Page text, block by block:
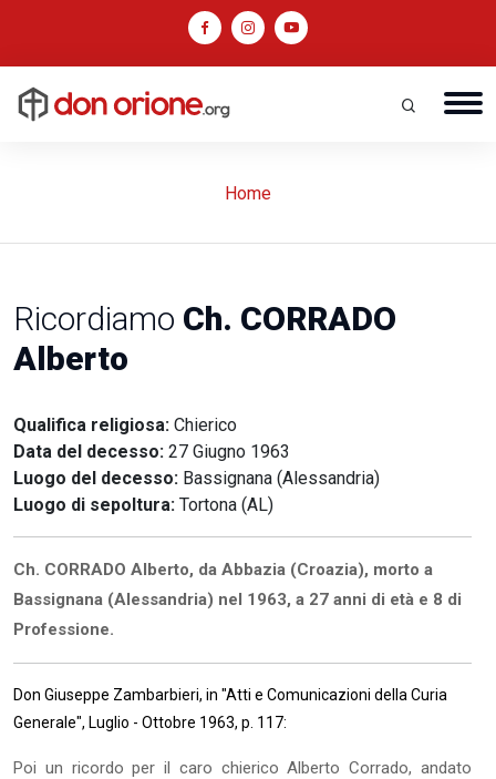
Home
Ricordiamo Ch. CORRADO
Alberto
Qualifica religiosa: Chierico
Data del decesso: 27 Giugno 1963
Luogo del decesso: Bassignana (Alessandria)
Luogo di sepoltura: Tortona (AL)
Ch. CORRADO Alberto, da Abbazia (Croazia), morto a
Bassignana (Alessandria) nel 1963, a 27 anni di età e 8 di
Professione.
Don Giuseppe Zambarbieri, in "Atti e Comunicazioni della Curia
Generale", Luglio - Ottobre 1963, p. 117:
Poi un ricordo per il caro chierico Alberto Corrado, andato